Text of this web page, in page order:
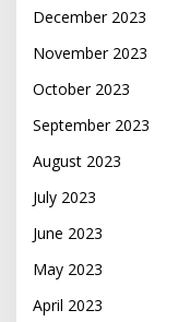
December 2023
November 2023
October 2023
September 2023
August 2023
July 2023
June 2023
May 2023
April 2023